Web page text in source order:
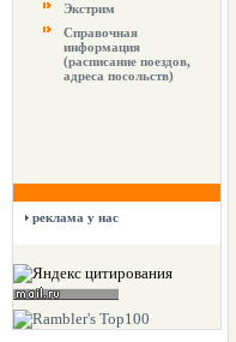
Экстрим
Справочная
информация
(расписание поездов,
адреса посольств)
реклама у нас